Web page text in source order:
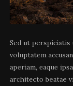
Sed ut
voluptatem
aperiam, eaque
architecto beatae